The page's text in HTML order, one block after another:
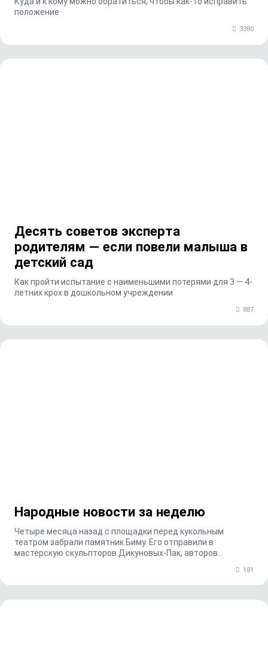
положение
3380
Десять советов эксперта
родителям — если повели малыша в
детский сад
Как пройти испытание с наименьшими потерями для 3 — 4-
летних крох в дошкольном учреждении
887
Народные новости за неделю
Четыре месяца назад с площадки перед кукольным
театром забрали памятник Биму. Его отправили в
мастерскую скульпторов Дикуновых-Пак, авторов
181